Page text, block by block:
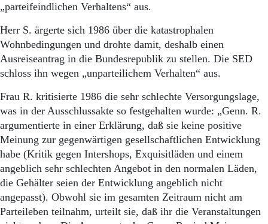
„parteifeindlichen Verhaltens“ aus.
Herr S. ärgerte sich 1986 über die katastrophalen
Wohnbedingungen und drohte damit, deshalb einen
Ausreiseantrag in die Bundesrepublik zu stellen. Die SED
schloss ihn wegen „unparteilichem Verhalten“ aus.
Frau R. kritisierte 1986 die sehr schlechte Versorgungslage,
was in der Ausschlussakte so festgehalten wurde: „Genn. R.
argumentierte in einer Erklärung, daß sie keine positive
Meinung zur gegenwärtigen gesellschaftlichen Entwicklung
habe (Kritik gegen Intershops, Exquisitläden und einem
angeblich sehr schlechten Angebot in den normalen Läden,
die Gehälter seien der Entwicklung angeblich nicht
angepasst). Obwohl sie im gesamten Zeitraum nicht am
Parteileben teilnahm, urteilt sie, daß ihr die Veranstaltungen